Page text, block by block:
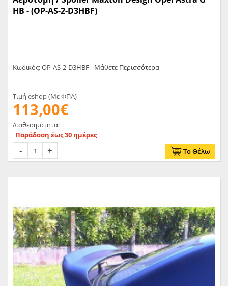
HB - (OP-AS-2-D3HBF)
Κωδικός: OP-AS-2-D3HBF - Μάθετε Περισσότερα
Τιμή eshop (Με ΦΠΑ)
113,00€
Διαθεσιμότητα:
Παράδοση έως 30 ημέρες
Το Θέλω